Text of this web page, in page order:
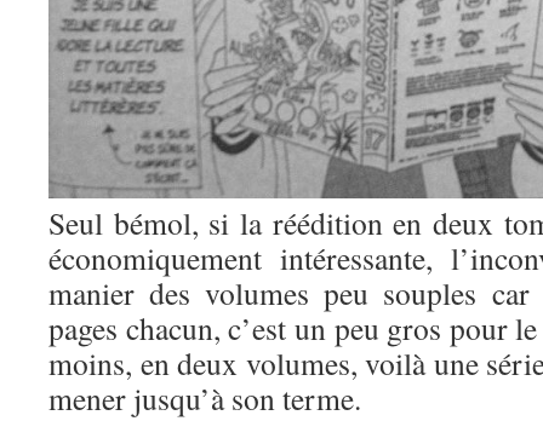
Seul bémol, si la réédition en deux
économiquement intéressante,
manier des volumes peu souples
pages chacun, c’est un peu gros pour
moins, en deux volumes, voilà une
mener jusqu’à son terme.